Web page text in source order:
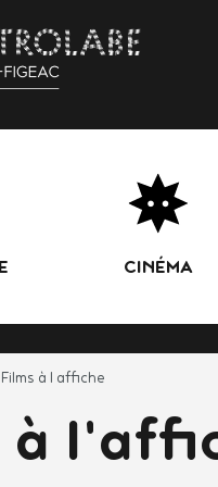
CINÉMA
Films à l affiche
à